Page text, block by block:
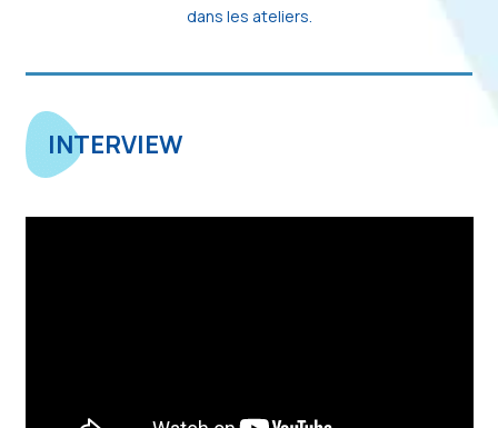
dans les ateliers.
INTERVIEW